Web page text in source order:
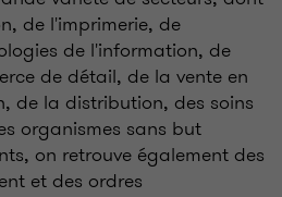
de l'imprimerie, de
de l'information, de
de détail, de la vente en
de la distribution, des soins
organismes sans but
on retrouve également des
et des ordres